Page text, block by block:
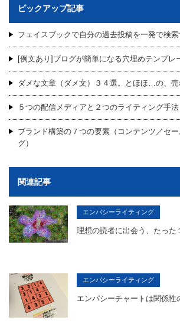
ピックアップ記事
フェイスブックで自分の過去投稿を一発で検
[例文あり]ブログが簡単になる穴埋めテンプレ
ダメな文章（ダメ文）３４選。とほほ…の、
５つの配信メディアと２つのライティング手法
ブランド構築の７つの要素（コンテンツ／セ
グ）
関連記事
エンパシーライティング
理想の読者に出会う、たった
エンパシーライティング
エンパシーチャートは関係性